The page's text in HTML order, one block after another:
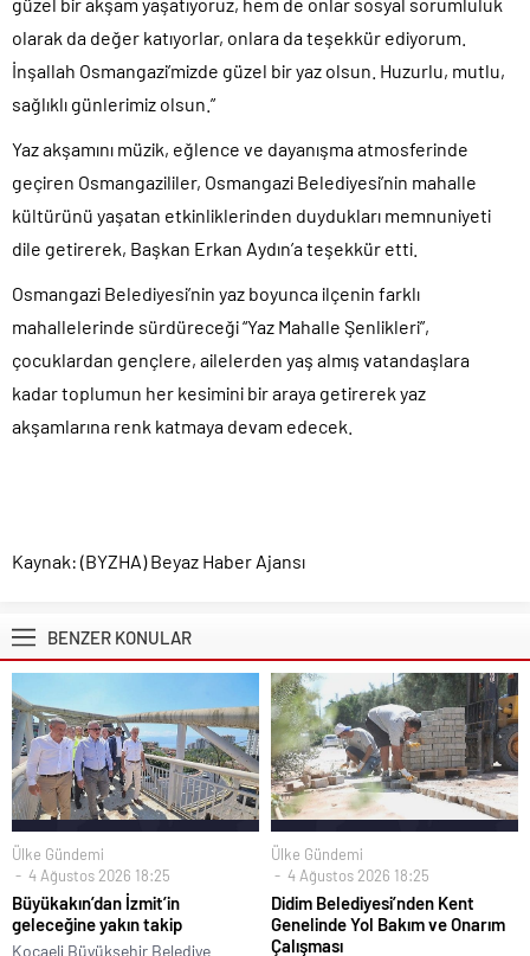
olarak da değer katıyorlar, onlara da teşekkür ediyorum.
İnşallah Osmangazi’mizde güzel bir yaz olsun. Huzurlu, mutlu,
sağlıklı günlerimiz olsun.”
Yaz akşamını müzik, eğlence ve dayanışma atmosferinde
geçiren Osmangazililer, Osmangazi Belediyesi’nin mahalle
kültürünü yaşatan etkinliklerinden duydukları memnuniyeti
dile getirerek, Başkan Erkan Aydın’a teşekkür etti.
Osmangazi Belediyesi’nin yaz boyunca ilçenin farklı
mahallelerinde sürdüreceği “Yaz Mahalle Şenlikleri”,
çocuklardan gençlere, ailelerden yaş almış vatandaşlara
kadar toplumun her kesimini bir araya getirerek yaz
akşamlarına renk katmaya devam edecek.
Kaynak: (BYZHA) Beyaz Haber Ajansı
BENZER KONULAR
Ülke Gündemi
4 Ağustos 2026 18:25
Büyükakın’dan İzmit’in
geleceğine yakın takip
Kocaeli Büyükşehir Belediye
Ülke Gündemi
4 Ağustos 2026 18:25
Didim Belediyesi’nden Kent
Genelinde Yol Bakım ve Onarım
Çalışması